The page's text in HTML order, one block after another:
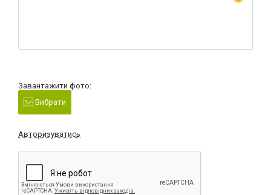
Завантажити фото:
Вибрати
Авторизуватись